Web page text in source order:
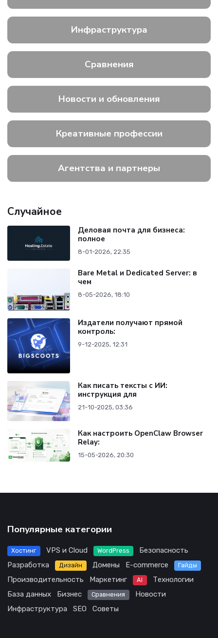
Инфраструктура
Сравнения
Новости и обновления
Креативные профессии
Агентства и партнеры
Случайное
Деловая почта для бизнеса:
полное
8-01-2026, 22:35
Bare Metal и Dedicated Server: в
чем
8-05-2026, 18:10
Издатели получают прямой
контроль:
9-12-2025, 12:31
Как писать тексты с ИИ:
инструкция для
21-10-2025, 03:36
Как настроить OpenClaw Browser
Relay:
15-05-2026, 20:30
Популярные категории
Хостинг VPS и Cloud WordPress
Безопасность
Разработка
Дизайн Домены E-commerce Гайды
Производительность Маркетинг AI
Технологии
База данных
Бизнес Сравнения
Новости
Инфраструктура
SEO Советы